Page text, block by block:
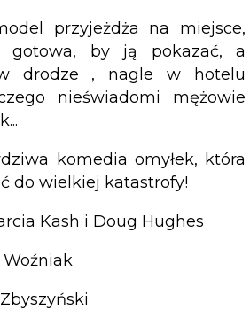
przyjeżdża na miejsce,
gotowa, by ją pokazać, a
drodze , nagle w hotelu
nieświadomi mężowie
komedia omyłek, która
do wielkiej katastrofy!
Kash i Doug Hughes
Woźniak